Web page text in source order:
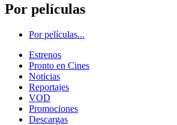
Por películas
Por películas...
Estrenos
Pronto en Cines
Noticias
Reportajes
VOD
Promociones
Descargas